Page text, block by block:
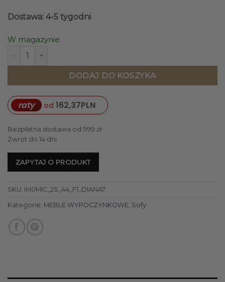
Dostawa: 4-5 tygodni
W magazynie
ilość SOFA 2-osobowa Diana o zaoblonych kształtach,
DODAJ DO KOSZYKA
raty od 162,37PLN
Bezpłatna dostawa od 999 zł
Zwrot do 14 dni
ZAPYTAJ O PRODUKT
SKU: IM0MIC_2S_44_F1_DIANA7
Kategorie: MEBLE WYPOCZYNKOWE Sofy